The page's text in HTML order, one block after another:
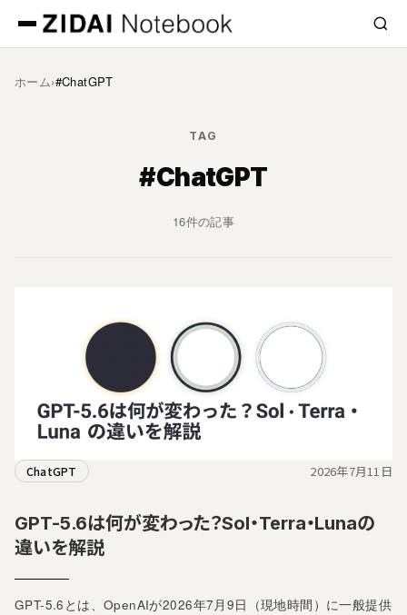
ホーム›#ChatGPT
TAG
#ChatGPT
16件の記事
ChatGPT 2026年7月11日
GPT-5.6は何が変わった？Sol・Terra・Lunaの
違いを解説
GPT-5.6とは、OpenAIが2026年7月9日（現地時間）に一般提供
次へ »